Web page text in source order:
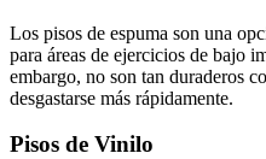
Los pisos de espuma son una
para áreas de ejercicios de bajo
embargo, no son tan duraderos
desgastarse más rápidamente.
Pisos de Vinilo